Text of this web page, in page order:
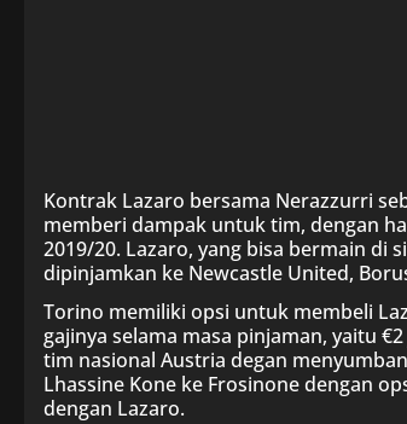
Kontrak Lazaro bersama Nerazzurri
memberi dampak untuk tim, dengan
2019/20. Lazaro, yang bisa bermain di
dipinjamkan ke Newcastle United,
Torino memiliki opsi untuk membeli
gajinya selama masa pinjaman, yaitu
tim nasional Austria degan
Lhassine Kone ke Frosinone dengan
dengan Lazaro.